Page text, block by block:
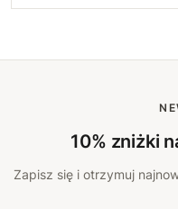
10% zniżki
Zapisz się i otrzymuj